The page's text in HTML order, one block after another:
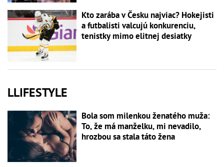
Kto zarába v Česku najviac? Hokejisti
a futbalisti valcujú konkurenciu,
tenistky mimo elitnej desiatky
LLIFESTYLE
Bola som milenkou ženatého muža:
To, že má manželku, mi nevadilo,
hrozbou sa stala táto žena